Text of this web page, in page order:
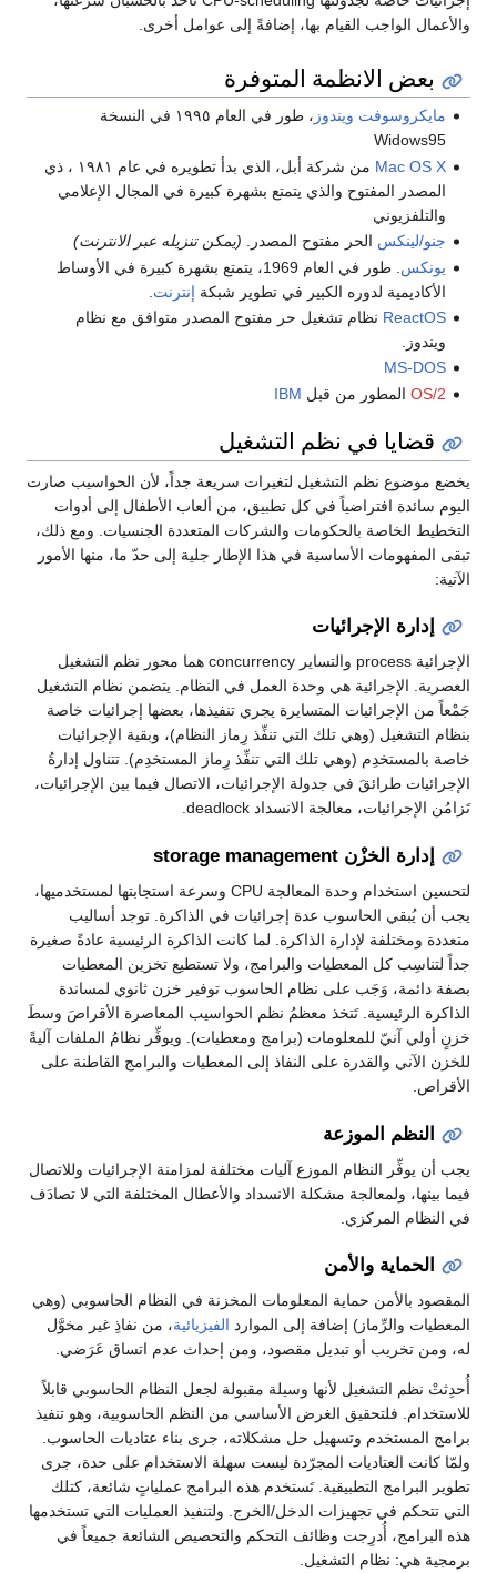
والأعمال الواجب القيام بها، إضافةً إلى عوامل أخرى.
بعض الانظمة المتوفرة
مايكروسوفت ويندوز
، طور في العام ١٩٩٥ في النسخة
Widows95
Mac OS X
من شركة أبل، الذي بدأ تطويره في عام ١٩٨١ ، ذي
المصدر المفتوح والذي يتمتع بشهرة كبيرة في المجال الإعلامي
والتلفزيوني
جنو/لينكس الحر مفتوح المصدر. (يمكن تنزيله عبر الانترنت)
يونكس
. طور في العام 1969، يتمتع بشهرة كبيرة في الأوساط
الأكاديمية لدوره الكبير في تطوير شبكة إنترنت
ReactOS نظام تشغيل حر مفتوح المصدر متوافق مع نظام
ويندوز.
MS-DOS
OS/2 المطور من قبل IBM
قضايا في نظم التشغيل
يخضع موضوع نظم التشغيل لتغيرات سريعة جداً، لأن الحواسيب صارت
اليوم سائدة افتراضياً في كل تطبيق، من ألعاب الأطفال إلى أدوات
التخطيط الخاصة بالحكومات والشركات المتعددة الجنسيات. ومع ذلك،
تبقى المفهومات الأساسية في هذا الإطار جلية إلى حدّ ما، منها الأمور
الآتية:
إدارة الإجرائيات
الإجرائية process والتساير concurrency هما محور نظم التشغيل
العصرية. الإجرائية هي وحدة العمل في النظام. يتضمن نظام التشغيل
جَمْعاً من الإجرائيات المتسايرة يجري تنفيذها، بعضها إجرائيات خاصة
بنظام التشغيل (وهي تلك التي تنفِّذ رِماز النظام)، وبقية الإجرائيات
خاصة بالمستخدِم (وهي تلك التي تنفِّذ رِماز المستخدِم). تتناول إدارةُ
الإجرائيات طرائقَ في جدولة الإجرائيات، الاتصال فيما بين الإجرائيات،
تَزامُن الإجرائيات، معالجة الانسداد deadlock.
إدارة الخزْن storage management
لتحسين استخدام وحدة المعالجة CPU وسرعة استجابتها لمستخدميها،
يجب أن يُبقي الحاسوب عدة إجرائيات في الذاكرة. توجد أساليب
متعددة ومختلفة لإدارة الذاكرة. لما كانت الذاكرة الرئيسية عادةً صغيرة
جداً لتناسِب كل المعطيات والبرامج، ولا تستطيع تخزين المعطيات
بصفة دائمة، وَجَب على نظام الحاسوب توفير خزن ثانوي لمساندة
الذاكرة الرئيسية. تَتخذ معظمُ نظم الحواسيب المعاصرة الأقراصَ وسطَ
خزنٍ أولي آنيّ للمعلومات (برامج ومعطيات). ويوفِّر نظامُ الملفات آليةً
للخزن الآني والقدرة على النفاذ إلى المعطيات والبرامج القاطنة على
الأقراص.
النظم الموزعة
يجب أن يوفِّر النظام الموزع آليات مختلفة لمزامنة الإجرائيات وللاتصال
فيما بينها، ولمعالجة مشكلة الانسداد والأعطال المختلفة التي لا تصادَف
في النظام المركزي.
الحماية والأمن
المقصود بالأمن حماية المعلومات المخزنة في النظام الحاسوبي (وهي
المعطيات والرِّماز) إضافة إلى الموارد الفيزيائية، من نفاذِ غير مخوَّل
له، ومن تخريب أو تبديل مقصود، ومن إحداث عدم اتساق عَرَضي.
أُحدِثتْ نظم التشغيل لأنها وسيلة مقبولة لجعل النظام الحاسوبي قابلاً
للاستخدام. فلتحقيق الغرض الأساسي من النظم الحاسوبية، وهو تنفيذ
برامج المستخدم وتسهيل حل مشكلاته، جرى بناء عتاديات الحاسوب.
ولمّا كانت العتاديات المجرّدة ليست سهلة الاستخدام على حدة، جرى
تطوير البرامج التطبيقية. تَستخدم هذه البرامج عملياتٍ شائعة، كتلك
التي تتحكم في تجهيزات الدخل/الخرج. ولتنفيذ العمليات التي تستخدمها
هذه البرامج، أُدرِجت وظائف التحكم والتحصيص الشائعة جميعاً في
برمجية هي: نظام التشغيل.